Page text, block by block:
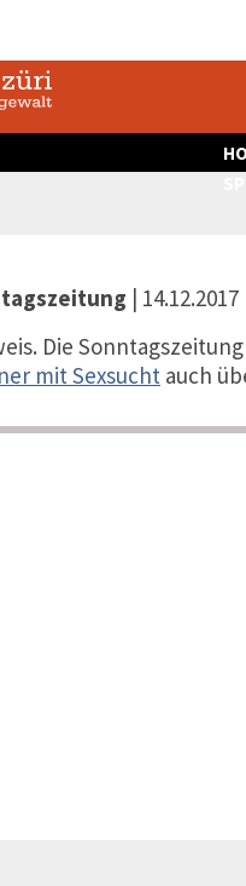
| 14.12.2017
Die
mit Sexsucht auch